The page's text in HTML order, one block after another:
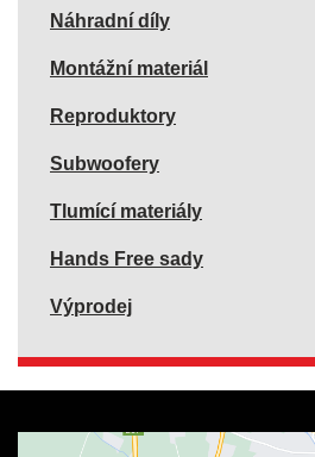
Náhradní díly
Montážní materiál
Reproduktory
Subwoofery
Tlumící materiály
Hands Free sady
Výprodej